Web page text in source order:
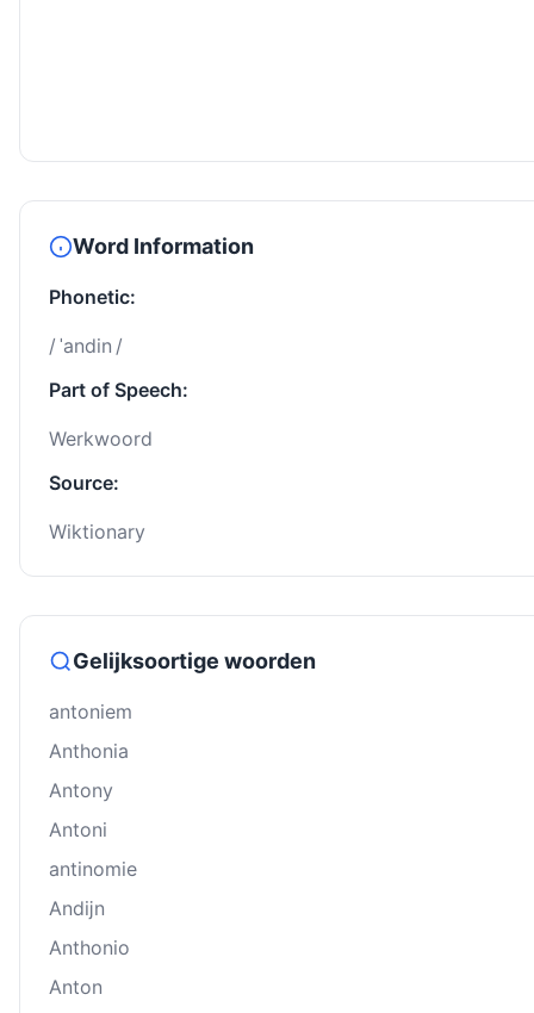
Word Information
Phonetic:
/ ˈandin /
Part of Speech:
Werkwoord
Source:
Wiktionary
Gelijksoortige woorden
antoniem
Anthonia
Antony
Antoni
antinomie
Andĳn
Anthonio
Anton